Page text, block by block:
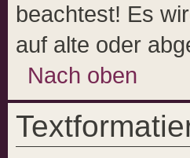
beachtest! Es
auf alte oder
Nach oben